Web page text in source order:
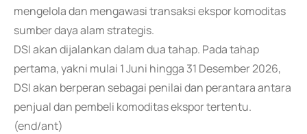
mengelola dan mengawasi transaksi ekspor komoditas
sumber daya alam strategis.
DSI akan dijalankan dalam dua tahap. Pada tahap
pertama, yakni mulai 1 Juni hingga 31 Desember 2026,
DSI akan berperan sebagai penilai dan perantara antara
penjual dan pembeli komoditas ekspor tertentu.
(end/ant)